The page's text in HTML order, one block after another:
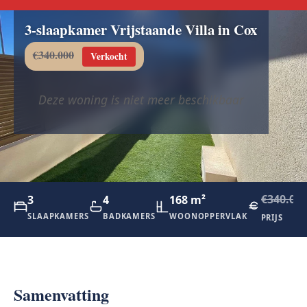
3-slaapkamer Vrijstaande Villa in Cox
€340.000 Verkocht
Deze woning is niet meer beschikbaar
3
SLAAPKAMERS
4
BADKAMERS
168 m²
WOONOPPERVLAK
€340.000
PRIJS
Samenvatting